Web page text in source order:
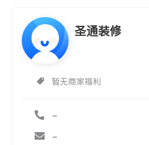
圣通装修
暂无商家福利
-
-